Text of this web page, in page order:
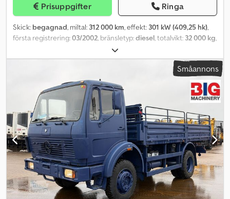
Prisuppgifter Ringa
Skick: begagnad, miltal: 312 000 km, effekt: 301 kW (409,25 hk),
första registrering:03/2002, bränsletyp:diesel, totalvikt: 32 000 kg,
, nästa besiktning (TÜV):
orange, växeltyp:mekanisk, total höjd:3 750 mm,
ABS, elektroniskt
stabilitetsprogram (ESP), MAN FE 32.410 A 8x2 Assmann 15m³ sug-
och tryck HD-kombispolare INOX rostfritt stål V2A Första reg.:
03.2002 Miltal: ca 312 000 Dkjdjxtr Ahjpfx Ac Ujr Motor: 301 kW /
slagvolym 11 967 cm³ Växellåda: ZF manuell Fjädring:
blad-/luftfjädring + lyft- och styrbar axel Längd: 10 750 mm / Höjd: 3
750 mm Axelavstånd: 5 100 mm Tjänstevikt: 18 180 kg Däck:
315/80R22,5 (ca 95 %) Godkänd som självgående arbetsmaskin
Påbyggnad: Assmann 15m³ sug- och tryck HD-kombispolare i V2A
(INOX) Tankmaterial: 1.4301 rostfritt stål Typ: 15,0/228 PI Totalvolym:
15 000 liter Kolvläge 1: 13,0 m³ slam + 2,0 m³ vatten Kolvläge 2: 5,0 m³
slam + 10,0 m³ vatten Vakuumpump: Demag Wittig RFW 260 V ca 1
Småannons